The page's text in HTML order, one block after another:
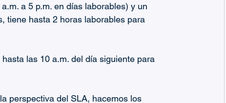
a 5 p.m. en días laborables) y un
tiene hasta 2 horas laborables para
las 10 a.m. del día siguiente para
perspectiva del SLA, hacemos los